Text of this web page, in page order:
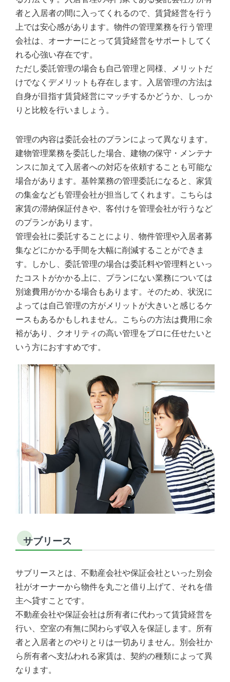
者と入居者の間に入ってくれるので、賃貸経営を行う
上では安心感があります。物件の管理業務を行う管理
会社は、オーナーにとって賃貸経営をサポートしてく
れる心強い存在です。
ただし委託管理の場合も自己管理と同様、メリットだ
けでなくデメリットも存在します。入居管理の方法は
自身が目指す賃貸経営にマッチするかどうか、しっか
りと比較を行いましょう。
管理の内容は委託会社のプランによって異なります。
建物管理業務を委託した場合、建物の保守・メンテナ
ンスに加えて入居者への対応を依頼することも可能な
場合があります。基幹業務の管理委託になると、家賃
の集金なども管理会社が担当してくれます。こちらは
家賃の滞納保証付きや、客付けを管理会社が行うなど
のプランがあります。
管理会社に委託することにより、物件管理や入居者募
集などにかかる手間を大幅に削減することができま
す。しかし、委託管理の場合は委託料や管理料といっ
たコストがかかる上に、プランにない業務については
別途費用がかかる場合もあります。そのため、状況に
よっては自己管理の方がメリットが大きいと感じるケ
ースもあるかもしれません。こちらの方法は費用に余
裕があり、クオリティの高い管理をプロに任せたいと
いう方におすすめです。
サブリース
サブリースとは、不動産会社や保証会社といった別会
社がオーナーから物件を丸ごと借り上げて、それを借
主へ貸すことです。
不動産会社や保証会社は所有者に代わって賃貸経営を
行い、空室の有無に関わらず収入を保証します。所有
者と入居者とのやりとりは一切ありません。別会社か
ら所有者へ支払われる家賃は、契約の種類によって異
なります。